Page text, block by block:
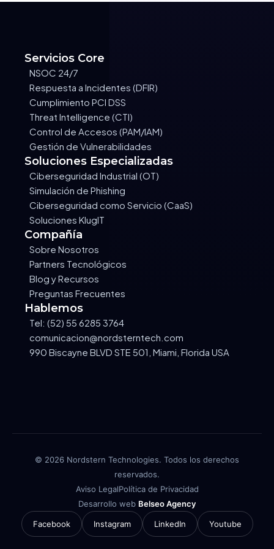
Servicios Core
NSOC 24/7
Respuesta a Incidentes (DFIR)
Cumplimiento PCI DSS
Threat Intelligence (CTI)
Control de Accesos (PAM/IAM)
Gestión de Vulnerabilidades
Soluciones Especializadas
Ciberseguridad Industrial (OT)
Simulación de Phishing
Ciberseguridad como Servicio (CaaS)
Soluciones KlugIT
Compañía
Sobre Nosotros
Partners Tecnológicos
Blog y Recursos
Preguntas Frecuentes
Hablemos
Tel: (52) 55 6285 3764
comunicacion@nordsterntech.com
990 Biscayne BLVD STE 501, Miami, Florida USA
© 2026 Nordstern Technologies. Todos los derechos
reservados.
Aviso LegalPolítica de Privacidad
Desarrollo web Belseo Agency
Facebook Instagram LinkedIn Youtube